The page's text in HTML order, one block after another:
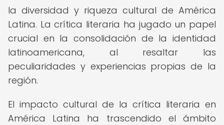
la diversidad y riqueza cultural de América
Latina. La crítica literaria ha jugado un papel
crucial en la consolidación de la identidad
latinoamericana, al resaltar las
peculiaridades y experiencias propias de la
región.
El impacto cultural de la crítica literaria en
América Latina ha trascendido el ámbito